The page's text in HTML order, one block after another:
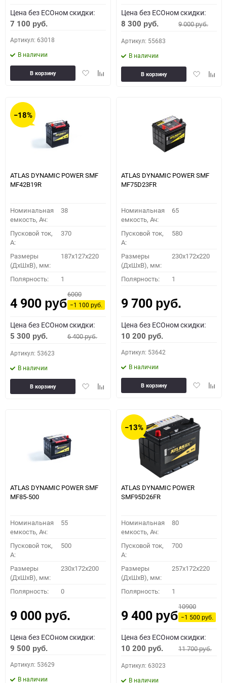
Цена без ECOном скидки:
7 100 руб.
Артикул: 63018
В наличии
ДобавитьДобавить
В корзину
Цена без ECOном скидки:
8 300 руб. 9 000руб.
Артикул: 55683
В наличии
Добавить
В корзину
−18%
ATLAS DYNAMIC POWER SMF
MF42B19R
Номинальная
емкость, Ач:
38
Пусковой ток,
A:
370
Размеры
(ДхШхВ), мм:
187x127x220
Полярность: 1
4 900 руб.
6000
−1 100руб.
Цена без ECOном скидки:
5 300 руб. 6 400руб.
Артикул: 53623
В наличии
ДобавитьДобавить
В корзину
ATLAS DYNAMIC POWER SMF
MF75D23FR
Номинальная
емкость, Ач:
65
Пусковой ток,
A:
580
Размеры
(ДхШхВ), мм:
230x172x220
Полярность: 1
9 700 руб.
Цена без ECOном скидки:
10 200 руб.
Артикул: 53642
В наличии
Добавить
В корзину
ATLAS DYNAMIC POWER SMF
MF85-500
Номинальная
емкость, Ач:
55
Пусковой ток,
A:
500
Размеры
(ДхШхВ), мм:
230x172x200
Полярность: 0
9 000 руб.
Цена без ECOном скидки:
9 500 руб.
Артикул: 53629
В наличии
−13%
ATLAS DYNAMIC POWER
SMF95D26FR
Номинальная
емкость, Ач:
80
Пусковой ток,
A:
700
Размеры
(ДхШхВ), мм:
257x172x220
Полярность: 1
9 400 руб.
10900
−1 500руб.
Цена без ECOном скидки:
10 200 руб. 11 700руб.
Артикул: 63023
В наличии